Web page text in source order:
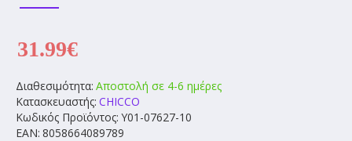
Διαθεσιμότητα: Αποστολή σε 4-6 ημέρες
Κατασκευαστής: CHICCO
Κωδικός Προϊόντος: Y01-07627-10
EAN: 8058664089789
31.99€